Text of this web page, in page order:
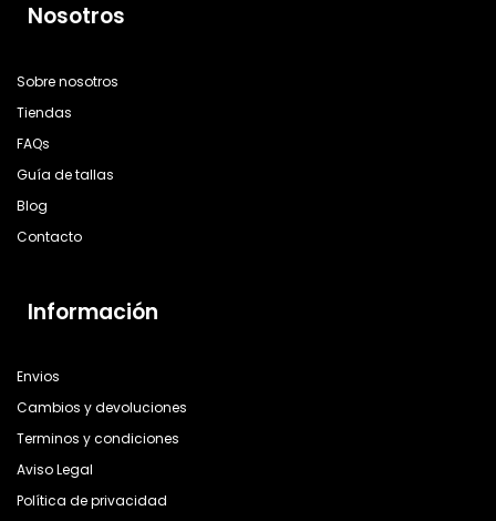
Nosotros
Sobre nosotros
Tiendas
FAQs
Guía de tallas
Blog
Contacto
Información
Envios
Cambios y devoluciones
Terminos y condiciones
Aviso Legal
Política de privacidad